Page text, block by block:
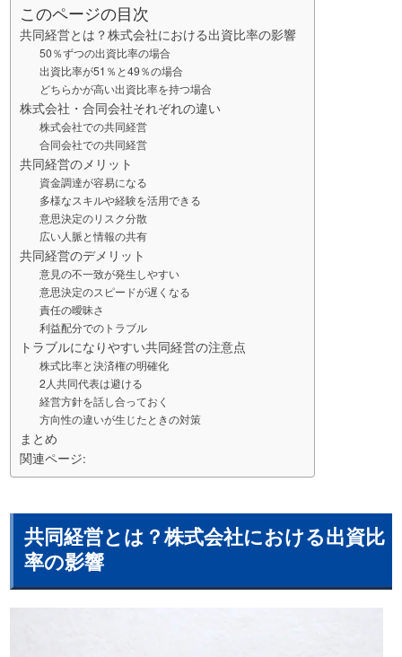
このページの目次
共同経営とは？株式会社における出資比率の影響
50％ずつの出資比率の場合
出資比率が51％と49％の場合
どちらかが高い出資比率を持つ場合
株式会社・合同会社それぞれの違い
株式会社での共同経営
合同会社での共同経営
共同経営のメリット
資金調達が容易になる
多様なスキルや経験を活用できる
意思決定のリスク分散
広い人脈と情報の共有
共同経営のデメリット
意見の不一致が発生しやすい
意思決定のスピードが遅くなる
責任の曖昧さ
利益配分でのトラブル
トラブルになりやすい共同経営の注意点
株式比率と決済権の明確化
2人共同代表は避ける
経営方針を話し合っておく
方向性の違いが生じたときの対策
まとめ
関連ページ:
共同経営とは？株式会社における出資比
率の影響